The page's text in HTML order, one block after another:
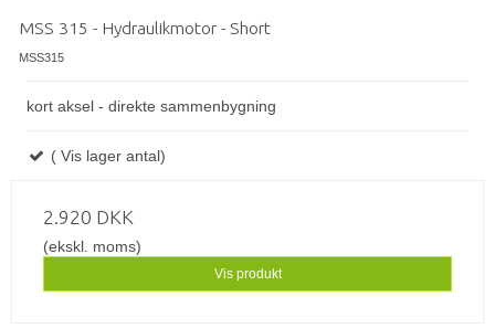
MSS 315 - Hydraulikmotor - Short
MSS315
kort aksel - direkte sammenbygning
( Vis lager antal)
2.920 DKK
(ekskl. moms)
Vis produkt